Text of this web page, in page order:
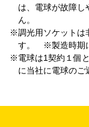
は、電球が故障し
ん。
※調光用ソケットは
す。 ※製造時期に
※電球は1契約１個
に当社に電球のご